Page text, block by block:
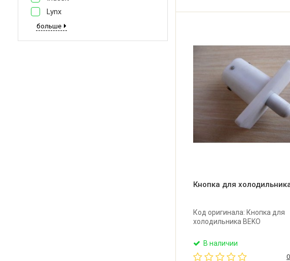
Lynx
больше
Кнопка для
Код оригинала: Кнопка для
холодильника BEKO
В наличии